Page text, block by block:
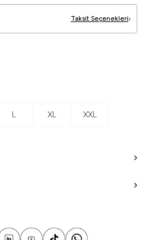
Taksit Seçenekleri
L XL XXL